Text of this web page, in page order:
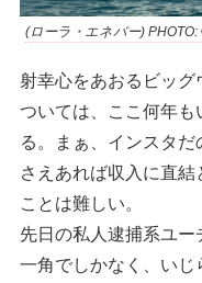
(ローラ・エネバー) PHOTO:
射幸心をあおるビッ
ついては、ここ何年
る。まぁ、インスタ
さえあれば収入に直
ことは難しい。
先日の私人逮捕系ユ
一角でしかなく、い